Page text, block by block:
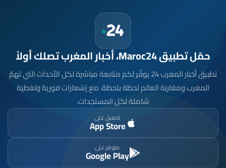
حمّل تطبيق Maroc24، أخبار المغرب تصلك أولاً
تطبيق أخبار المغرب 24 يوفّر لكم متابعة مباشرة لكل الأحداث التي تهمّ
المغرب ومغاربة العالم لحظة بلحظة، مع إشعارات فورية وتغطية
شاملة لكل المستجدات.
تحميل على
App Store
متوفر على
Google Play